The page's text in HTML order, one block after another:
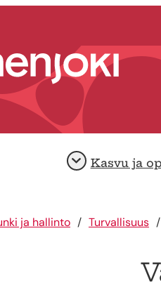
AvaaKasvu ja
ja hallinto Turvallisuus